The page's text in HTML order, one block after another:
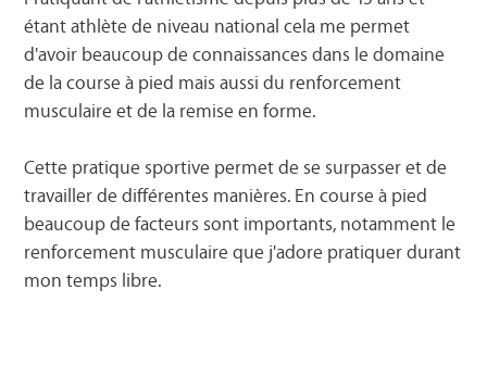
étant athlète de niveau national cela me permet
d'avoir beaucoup de connaissances dans le domaine
de la course à pied mais aussi du renforcement
musculaire et de la remise en forme.
Cette pratique sportive permet de se surpasser et de
travailler de différentes manières. En course à pied
beaucoup de facteurs sont importants, notamment le
renforcement musculaire que j'adore pratiquer durant
mon temps libre.